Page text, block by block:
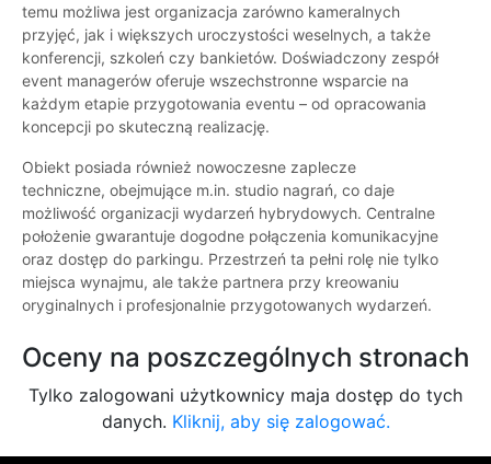
temu możliwa jest organizacja zarówno kameralnych
przyjęć, jak i większych uroczystości weselnych, a także
konferencji, szkoleń czy bankietów. Doświadczony zespół
event managerów oferuje wszechstronne wsparcie na
każdym etapie przygotowania eventu – od opracowania
koncepcji po skuteczną realizację.
Obiekt posiada również nowoczesne zaplecze
techniczne, obejmujące m.in. studio nagrań, co daje
możliwość organizacji wydarzeń hybrydowych. Centralne
położenie gwarantuje dogodne połączenia komunikacyjne
oraz dostęp do parkingu. Przestrzeń ta pełni rolę nie tylko
miejsca wynajmu, ale także partnera przy kreowaniu
oryginalnych i profesjonalnie przygotowanych wydarzeń.
Oceny na poszczególnych stronach
Tylko zalogowani użytkownicy maja dostęp do tych
danych. Kliknij, aby się zalogować.